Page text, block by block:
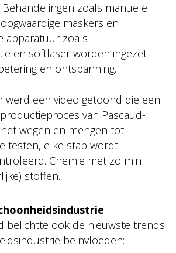
Behandelingen zoals manuele
maskers en
apparatuur zoals
en softlaser worden ingezet
en ontspanning.
werd een video getoond die een
van Pascaud-
wegen en mengen tot
testen, elke stap wordt
Chemie met zo min
stoffen.
belichtte ook de nieuwste trends
beïnvloeden: